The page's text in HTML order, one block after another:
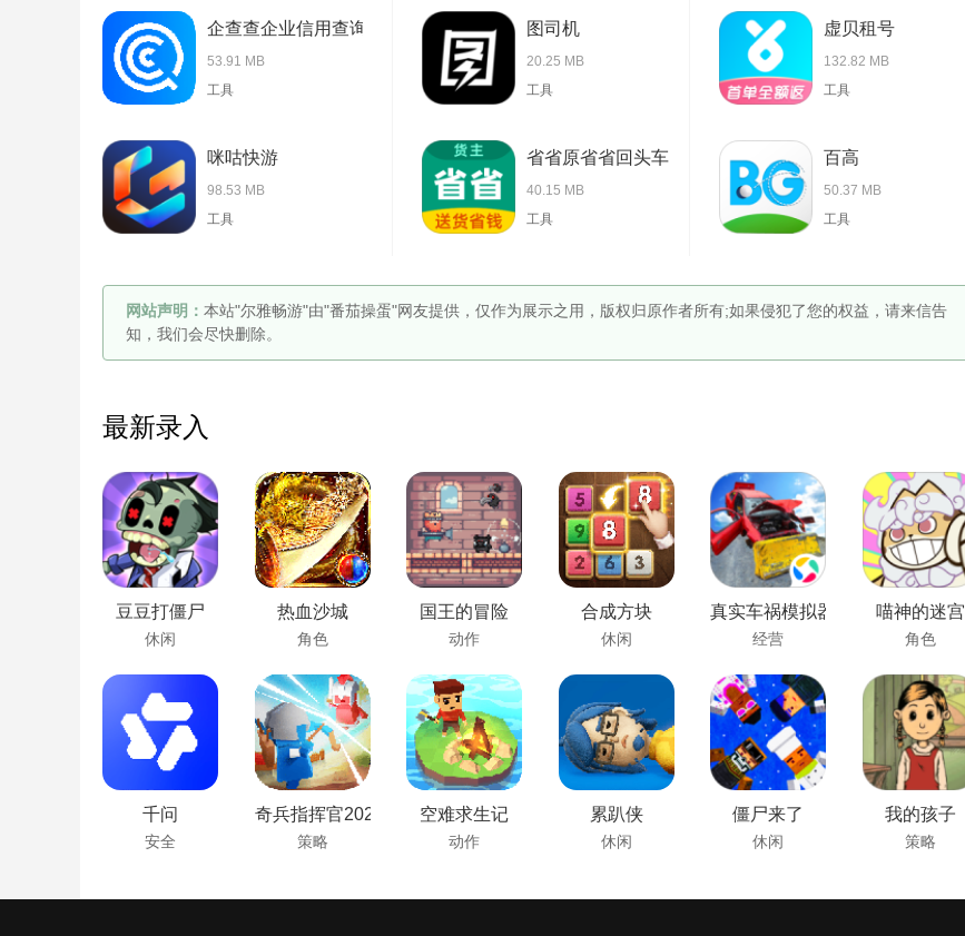
企查查企业信用查询
53.91 MB
工具
图司机
20.25 MB
工具
虚贝租号
132.82 MB
工具
咪咕快游
98.53 MB
工具
省省原省省回头车
40.15 MB
工具
百高
50.37 MB
工具
网站声明： 本站"尔雅畅游"由"番茄操蛋"网友提供，仅作为展示之用，版权归原作者所有;如果侵犯了您的权益，请来信告
知，我们会尽快删除。
最新录入
豆豆打僵尸
休闲
热血沙城
角色
国王的冒险
动作
合成方块
休闲
真实车祸模拟器
经营
喵神的迷宫
角色
千问
安全
奇兵指挥官2021
策略
空难求生记
动作
累趴侠
休闲
僵尸来了
休闲
我的孩子
策略